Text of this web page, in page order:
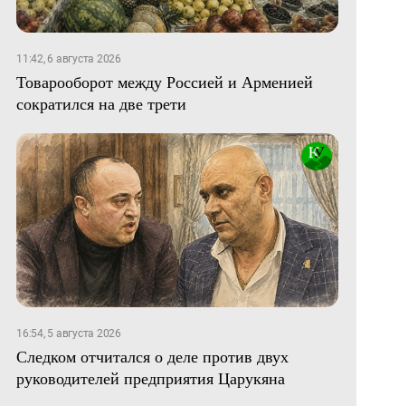
11:42, 6 августа 2026
Товарооборот между Россией и Арменией
сократился на две трети
16:54, 5 августа 2026
Следком отчитался о деле против двух
руководителей предприятия Царукяна